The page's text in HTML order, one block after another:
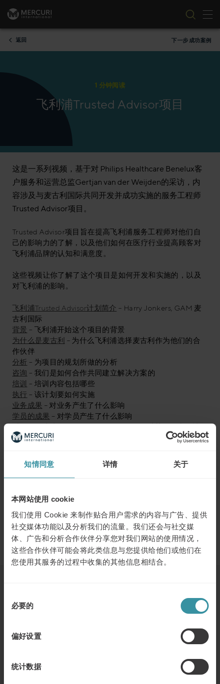
知情同意 详情 关于
本网站使用 cookie
我们使用 Cookie 来制作贴合用户需求的内容与广告、提供
社交媒体功能以及分析我们的流量。我们还会与社交媒
体、广告和分析合作伙伴分享您对我们网站的使用情况，
这些合作伙伴可能会将此类信息与您提供给他们或他们在
您使用其服务的过程中收集的其他信息相结合。
必要的
偏好设置
统计数据
跳到内容
切
返回 下一步 成功案例
1 分钟阅读
飞利浦Trusted Advisor项目
这是一系列视频，基于对 Philips Healthcare Benelux客
户服务和运营总监Gertjan van der Weijden的采访，内
容涉及与麦古利国际共同开发并成功实施的服务工程师
Trusted Advisor项目。
Trusted Advisor项目旨在提高飞利浦服务工程师对他们自
己的影响力的了解，以及他们如何在医疗行业提高顾客对
飞利浦品牌的认知和满意度。
这些视频让你了解了这个项目是如何开发和实施的，以及
对飞利浦的影响。
飞利浦Trusted Advisor计划简介 – Harry Jonkers, GAM 麦
古利国际
背景 – 飞利浦开始这个项目的背景
为什么是麦古利 – 为什么飞利浦选择麦古利作为他们的合
作伙伴
分析 – 为项目的规划所做的分析
咨询 – 我们是如何合作共同建立解决方案的
培训 – 培训内容包括哪些
执行 – 该计划要如何实施
业务成果 – 对业务产生了什么影响
学员的成果 – 对学员产生了什么影响
的人有什么建议
您想了解更多有关客户服务的的信息吗？
如果您需要更多的信息，请与我们联系；
电话: +46 8 705 29 00